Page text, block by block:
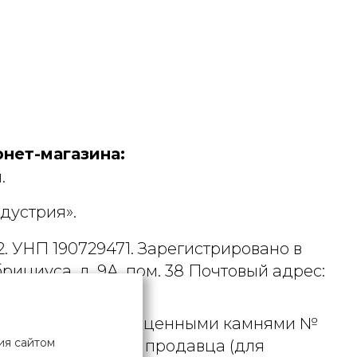
магазина:
190729471. Зарегистрировано в
д. 9А, пом. 38 Почтовый адрес:
и драгоценными камнями №
телефона продавца (для
сайтом